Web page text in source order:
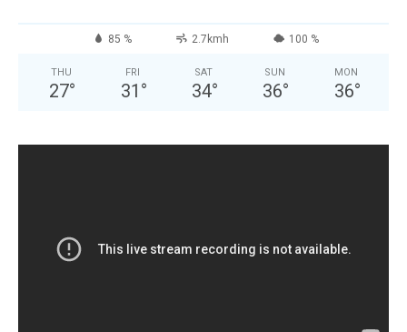
85 % 2.7kmh 100 %
THU
27°
FRI
31 °
SAT
34°
SUN
36°
MON
36°